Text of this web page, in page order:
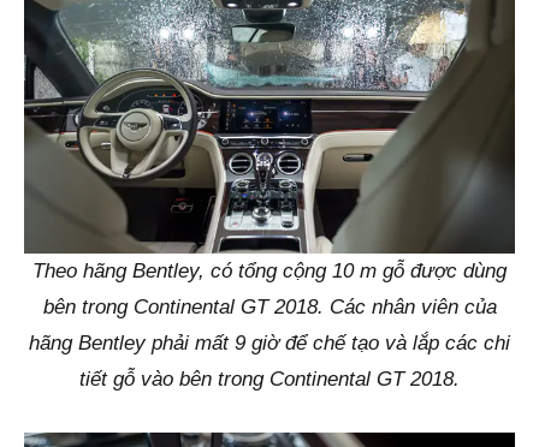
Theo hãng Bentley, có tổng cộng 10 m gỗ được dùng
bên trong Continental GT 2018. Các nhân viên của
hãng Bentley phải mất 9 giờ để chế tạo và lắp các chi
tiết gỗ vào bên trong Continental GT 2018.